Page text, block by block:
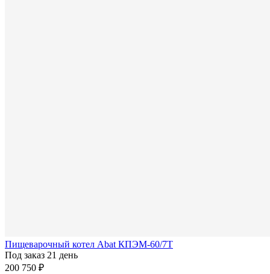
Пищеварочный котел Abat КПЭМ-60/7Т
Под заказ 21 день
200 750 ₽